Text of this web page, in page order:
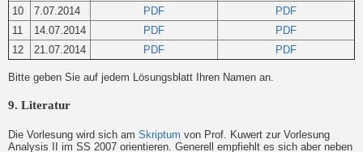
10
7.07.2014 PDF
PDF
11
14.07.2014 PDF
PDF
12
21.07.2014 PDF PDF
Bitte geben Sie auf jedem Lösungsblatt Ihren Namen an.
9. Literatur
Die Vorlesung wird sich am Skriptum von Prof. Kuwert zur Vorlesung
Analysis II im SS 2007 orientieren. Generell empfiehlt es sich aber neben